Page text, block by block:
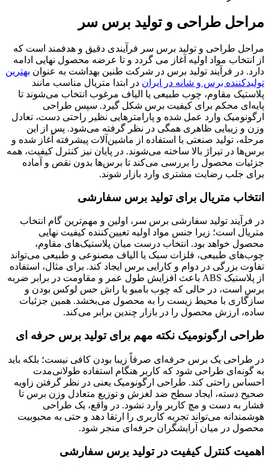
مراحل طراحی و تولید برس سر
مراحل طراحی و تولید برس سر فرآیندی دقیق و هدفمند است که
از انتخاب مواد اولیه آغاز می گردد و تا عرضه محصول نهایی ادامه
دارد. در فرآیند تولید برس در شرکت طنین بهداشت به عنوان بهترین
تولیدکننده برس و شانه در ایران در ابتدا متریال مناسب مانند
پلاستیک مقاوم، چوب طبیعی یا الیاف مرغوب انتخاب می‌شوند تا
پایه‌ای محکم برای کیفیت برس شکل گیرد. سپس طراحی
ارگونومیک وارد عمل شده و پارامترهایی نظیر راحتی دست، تعادل
وزن و زیبایی ظاهری همگی در نظر گرفته می‌شود. پس از این
مرحله، تولید صنعتی با استفاده از ماشین‌آلات پیشرفته آغاز شده و
برس‌ها در تیراژ بالا ساخته می‌شوند. در پایان نیز کنترل کیفیت، همه
جزئیات محصول را بررسی می‌کند تا برس‌ها بدون نقص و آماده
برای جلب رضایت مشتری وارد بازار شوند.
انتخاب متریال برای تولید برس سفارشی
در فرآیند تولید سفارشی برس سر، اولین و مهم‌ترین گام انتخاب
متریال است؛ زیرا جنس مواد اولیه تعیین‌کننده کیفیت نهایی
محصول خواهد بود. انتخاب درست میان پلاستیک‌های مقاوم،
چوب‌های طبیعی، فلزات سبک یا الیاف مصنوعی و طبیعی می‌تواند
تفاوت بزرگی در دوام و کارایی برس ایجاد کند. برای مثال، استفاده
از پلاستیک ABS باعث افزایش طول عمر و مقاومت در برابر ضربه
برس است، در حالی که چوب بامبو یا راش حس لوکس بودن و
سازگاری با محیط زیست را به محصول می‌بخشد. همین جزئیات
ساده، ارزش محصول را در بازار چندین برابر می‌کند.
طراحی ارگونومیک نکته مهم برای تولید برس حرفه ای
در طراحی یک برس حرفه‌ای صرفاً زیبا بودن کافی نیست؛ بلکه باید
به گونه‌ای طراحی شود که کاربر هنگام استفاده طولانی‌مدت
احساس راحتی کند. طراحی ارگونومیک یعنی در نظر گرفتن زاویه
صحیح دسته، ایجاد سطح ضد لغزش و توزیع متعادل وزن برس تا
فشار به دست و مچ کاربر وارد نشود. در واقع، یک طراحی
هوشمندانه می‌تواند تجربه کاربری را ارتقا دهد و حتی به محبوبیت
محصول در میان آرایشگران حرفه‌ای منجر شود.
اهمیت کنترل کیفیت در تولید برس سفارشی